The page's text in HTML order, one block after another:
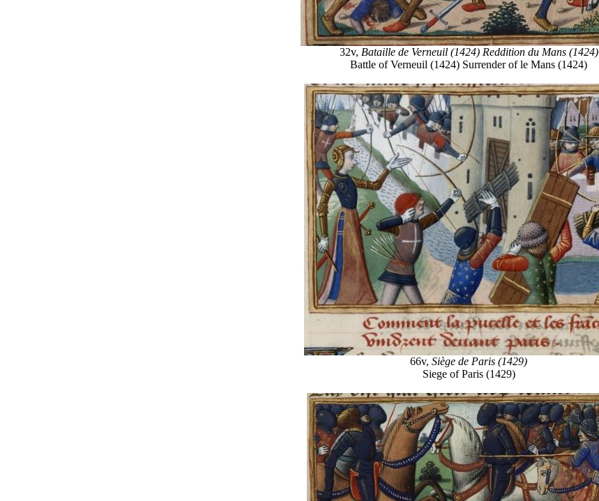
32v, Bataille de Verneuil (1424) Reddition du Mans (1424)
Battle of Verneuil (1424) Surrender of le Mans (1424)
66v, Siège de Paris (1429)
Siege of Paris (1429)